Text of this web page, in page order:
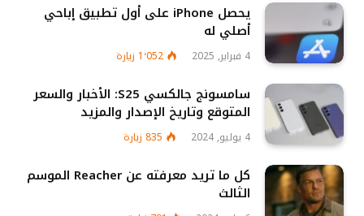
يحصل iPhone على أول تطبيق إباحي
أصلي له
4 فبراير, 2025 1٬052 زيارة
سامسونج جالكسي S25: الأخبار والسعر
المتوقع وتاريخ الإصدار والمزيد
4 يوليو, 2024 835 زيارة
كل ما تريد معرفته عن Reacher الموسم
الثالث